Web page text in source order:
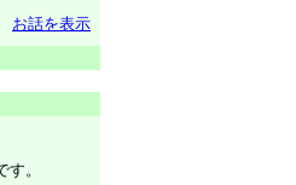
お話を表示
。